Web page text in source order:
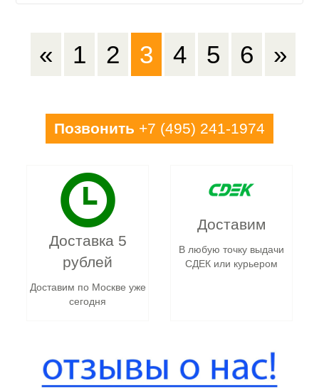
« 1 2 3 4 5 6 »
Позвонить +7 (495) 241-1974
Доставка 5
рублей
Доставим по Москве уже
сегодня
Доставим
В любую точку выдачи
СДЕК или курьером